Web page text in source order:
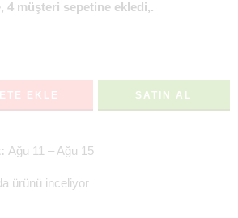
4 müşteri sepetine ekledi,.
EKLE SATIN AL
Ağu 11 – Ağu 15
ürünü inceliyor